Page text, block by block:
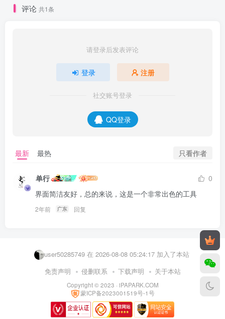
评论 共1条
请登录后发表评论
登录 注册
社交账号登录
QQ登录
最新 最热 只看作者
单行
0
界面简洁友好，总的来说，这是一个非常出色的工具
2年前 广东 回复
112233aaa 在 2026-08-08 06:31:10 加入了本站
zxs159654123 在 2026-08-08 06:23:10 加入了本站
user76027599 在 2026-08-08 06:16:34 加入了本站
user50811315 在 2026-08-08 05:49:06 加入了本站
user50285749 在 2026-08-08 05:24:17 加入了本站
k9370486 在 2026-08-08 04:40:32 加入了本站
user58833358 在 2026-08-08 04:33:23 加入了本站
pykkunkun 在 2026-08-08 04:25:35 加入了本站
免责声明 侵删联系 下载声明 关于本站
Copyright © 2023 · iPAPARK.COM
蒙ICP备2023001519号-1号